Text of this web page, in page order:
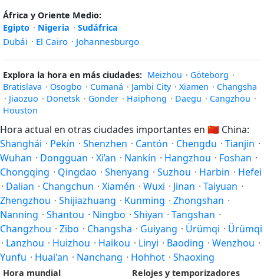
África y Oriente Medio:
Egipto · Nigeria · Sudáfrica
Dubái · El Cairo · Johannesburgo
Explora la hora en más ciudades: Meizhou · Göteborg ·
Bratislava · Osogbo · Cumaná · Jambi City · Xiamen · Changsha
· Jiaozuo · Donetsk · Gonder · Haiphong · Daegu · Cangzhou ·
Houston
Hora actual en otras ciudades importantes en 🇨🇳 China:
Shanghái · Pekín · Shenzhen · Cantón · Chengdu · Tianjin ·
Wuhan · Dongguan · Xi’an · Nankín · Hangzhou · Foshan ·
Chongqing · Qingdao · Shenyang · Suzhou · Harbin · Hefei
· Dalian · Changchun · Xiamén · Wuxi · Jinan · Taiyuan ·
Zhengzhou · Shijiazhuang · Kunming · Zhongshan ·
Nanning · Shantou · Ningbo · Shiyan · Tangshan ·
Changzhou · Zibo · Changsha · Guiyang · Ürümqi · Ürümqi
· Lanzhou · Huizhou · Haikou · Linyi · Baoding · Wenzhou ·
Yunfu · Huai'an · Nanchang · Hohhot · Shaoxing
Hora mundial
Relojes y temporizadores